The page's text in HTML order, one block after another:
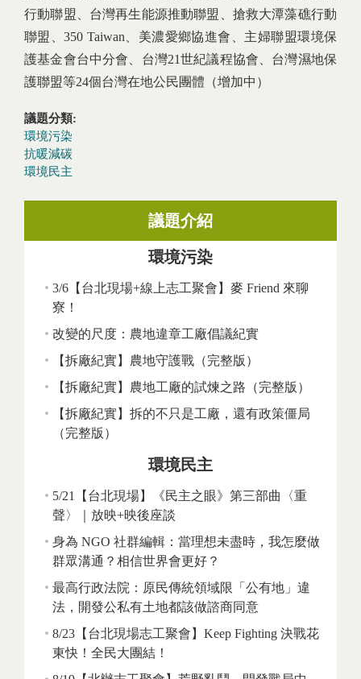
行動聯盟、台灣再生能源推動聯盟、搶救大潭藻礁行動
聯盟、350 Taiwan、美濃愛鄉協進會、主婦聯盟環境保
護基金會台中分會、台灣21世紀議程協會、台灣濕地保
護聯盟等24個台灣在地公民團體（增加中）
議題分類:
環境污染
抗暖減碳
環境民主
議題介紹
環境污染
3/6【台北現場+線上志工聚會】麥 Friend 來聊
寮！
改變的尺度：農地違章工廠倡議紀實
【拆廠紀實】農地守護戰（完整版）
【拆廠紀實】農地工廠的試煉之路（完整版）
【拆廠紀實】拆的不只是工廠，還有政策僵局
（完整版）
環境民主
5/21【台北現場】《民主之眼》第三部曲〈重
聲〉｜放映+映後座談
身為 NGO 社群編輯：當理想未盡時，我怎麼做
群眾溝通？相信世界會更好？
最高行政法院：原民傳統領域限「公有地」違
法，開發公私有土地都該做諮商同意
8/23【台北現場志工聚會】Keep Fighting 決戰花
東快！全民大團結！